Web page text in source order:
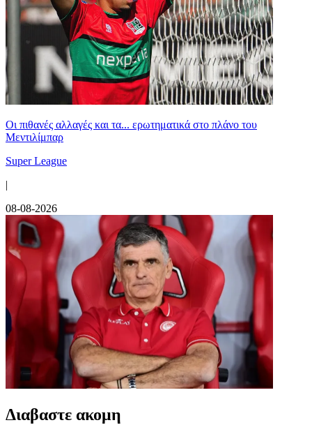
Οι πιθανές αλλαγές και τα... ερωτηματικά στο πλάνο του
Μεντιλίμπαρ
Super League
|
08-08-2026
Διαβαστε ακομη